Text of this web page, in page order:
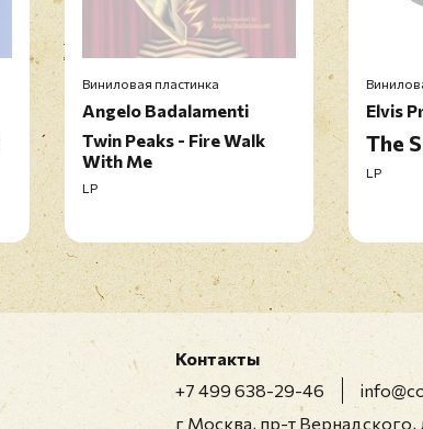
Виниловая пластинка
Angelo Badalamenti
Twin Peaks - Fire Walk
With Me
LP
Elvis
The
LP
Контакты
+7 499 638-29-46
г Москва, пр-т Вернадского,